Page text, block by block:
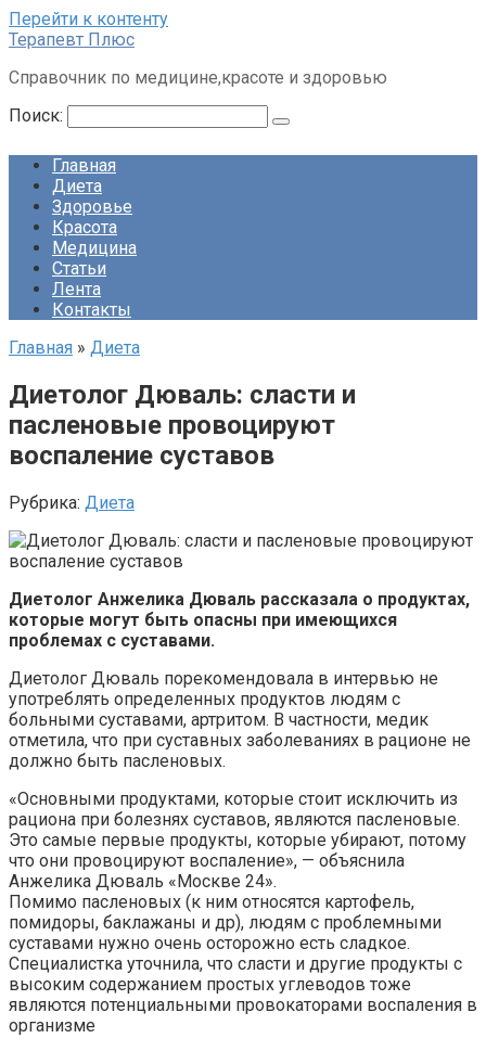
Перейти к контенту
Терапевт Плюс
Справочник по медицине,красоте и здоровью
Поиск:
Главная
Диета
Здоровье
Красота
Медицина
Статьи
Лента
Контакты
Главная » Диета
Диетолог Дюваль: сласти и
пасленовые провоцируют
воспаление суставов
Рубрика: Диета
Диетолог Анжелика Дюваль рассказала о продуктах,
которые могут быть опасны при имеющихся
проблемах с суставами.
Диетолог Дюваль порекомендовала в интервью не
употреблять определенных продуктов людям с
больными суставами, артритом. В частности, медик
отметила, что при суставных заболеваниях в рационе не
должно быть пасленовых.
«Основными продуктами, которые стоит исключить из
рациона при болезнях суставов, являются пасленовые.
Это самые первые продукты, которые убирают, потому
что они провоцируют воспаление», — объяснила
Анжелика Дюваль «Москве 24».
Помимо пасленовых (к ним относятся картофель,
помидоры, баклажаны и др), людям с проблемными
суставами нужно очень осторожно есть сладкое.
Специалистка уточнила, что сласти и другие продукты с
высоким содержанием простых углеводов тоже
являются потенциальными провокаторами воспаления в
организме